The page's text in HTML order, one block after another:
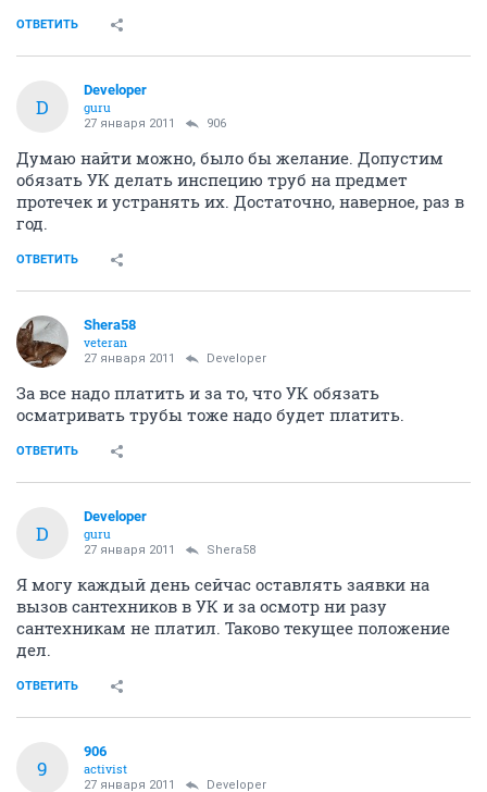
ОТВЕТИТЬ
D
Developer
guru
27 января 2011 906
Думаю найти можно, было бы желание. Допустим
обязать УК делать инспецию труб на предмет
протечек и устранять их. Достаточно, наверное, раз в
год.
ОТВЕТИТЬ
Shera58
veteran
27 января 2011 Developer
За все надо платить и за то, что УК обязать
осматривать трубы тоже надо будет платить.
ОТВЕТИТЬ
D
Developer
guru
27 января 2011 Shera58
Я могу каждый день сейчас оставлять заявки на
вызов сантехников в УК и за осмотр ни разу
сантехникам не платил. Таково текущее положение
дел.
ОТВЕТИТЬ
9
906
activist
27 января 2011 Developer